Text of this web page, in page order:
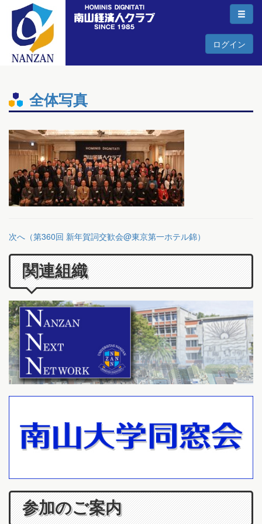
ログイン
全体写真
次へ（第360回 新年賀詞交歓会@東京第一ホテル錦）
関連組織
参加のご案内